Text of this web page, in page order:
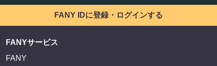
FANY IDに登録・ログインする
FANYサービス
FANY